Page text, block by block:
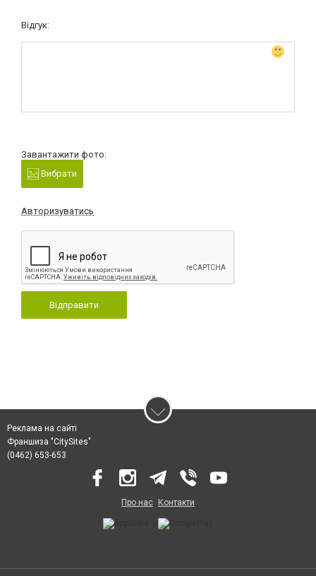
Відгук:
Завантажити фото:
Вибрати
Авторизуватись
Відправити
Реклама на сайті
Франшиза "CitySites"
(0462) 653-653
Про нас Контакти